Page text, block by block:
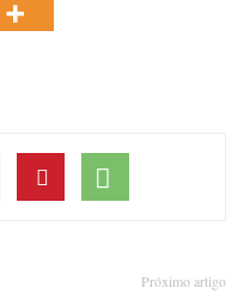
Próximo artigo